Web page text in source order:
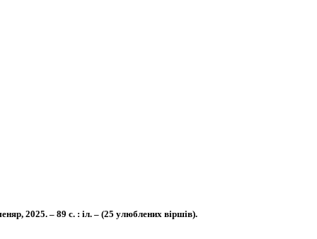
2025. – 89 с. : іл. – (25 улюблених віршів).